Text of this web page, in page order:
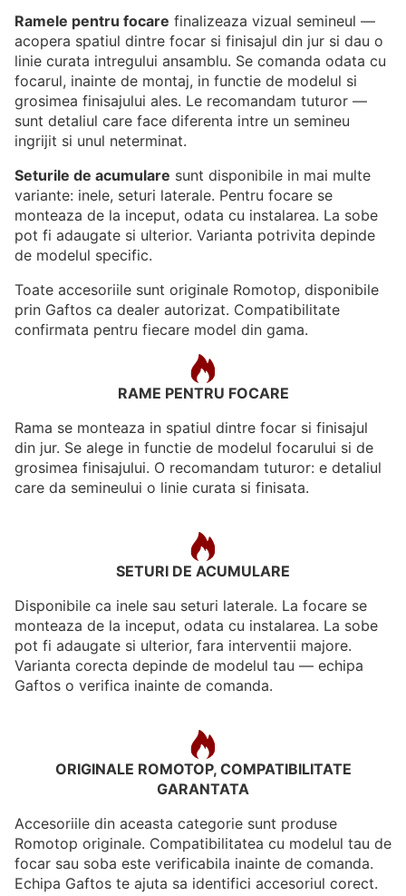
Ramele pentru focare finalizeaza vizual semineul —
acopera spatiul dintre focar si finisajul din jur si dau o
linie curata intregului ansamblu. Se comanda odata cu
focarul, inainte de montaj, in functie de modelul si
grosimea finisajului ales. Le recomandam tuturor —
sunt detaliul care face diferenta intre un semineu
ingrijit si unul neterminat.
Seturile de acumulare sunt disponibile in mai multe
variante: inele, seturi laterale. Pentru focare se
monteaza de la inceput, odata cu instalarea. La sobe
pot fi adaugate si ulterior. Varianta potrivita depinde
de modelul specific.
Toate accesoriile sunt originale Romotop, disponibile
prin Gaftos ca dealer autorizat. Compatibilitate
confirmata pentru fiecare model din gama.
RAME PENTRU FOCARE
Rama se monteaza in spatiul dintre focar si finisajul
din jur. Se alege in functie de modelul focarului si de
grosimea finisajului. O recomandam tuturor: e detaliul
care da semineului o linie curata si finisata.
SETURI DE ACUMULARE
Disponibile ca inele sau seturi laterale. La focare se
monteaza de la inceput, odata cu instalarea. La sobe
pot fi adaugate si ulterior, fara interventii majore.
Varianta corecta depinde de modelul tau — echipa
Gaftos o verifica inainte de comanda.
ORIGINALE ROMOTOP, COMPATIBILITATE
GARANTATA
Accesoriile din aceasta categorie sunt produse
Romotop originale. Compatibilitatea cu modelul tau de
focar sau soba este verificabila inainte de comanda.
Echipa Gaftos te ajuta sa identifici accesoriul corect.